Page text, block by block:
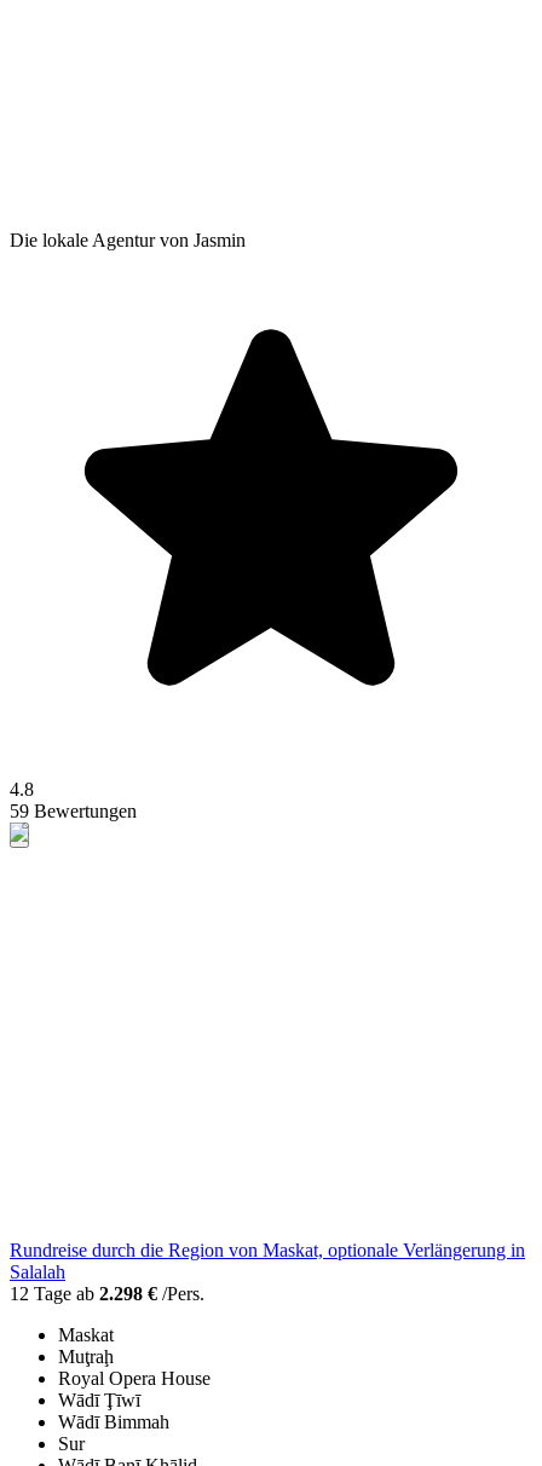
Die lokale Agentur von Jasmin
4.8
59 Bewertungen
Rundreise durch die Region von Maskat, optionale Verlängerung in
Salalah
12 Tage ab 2.298 € /Pers.
Maskat
Muţraḩ
Royal Opera House
Wādī Ţīwī
Wādī Bimmah
Sur